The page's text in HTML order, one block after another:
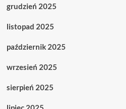
grudzień 2025
listopad 2025
październik 2025
wrzesień 2025
sierpień 2025